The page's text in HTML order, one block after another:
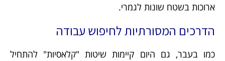
ארוכות בשטח שונות לגמרי.
הדרכים המסורתיות לחיפוש עבודה
כמו בעבר, גם היום קיימות שיטות "קלאסיות" להתחיל